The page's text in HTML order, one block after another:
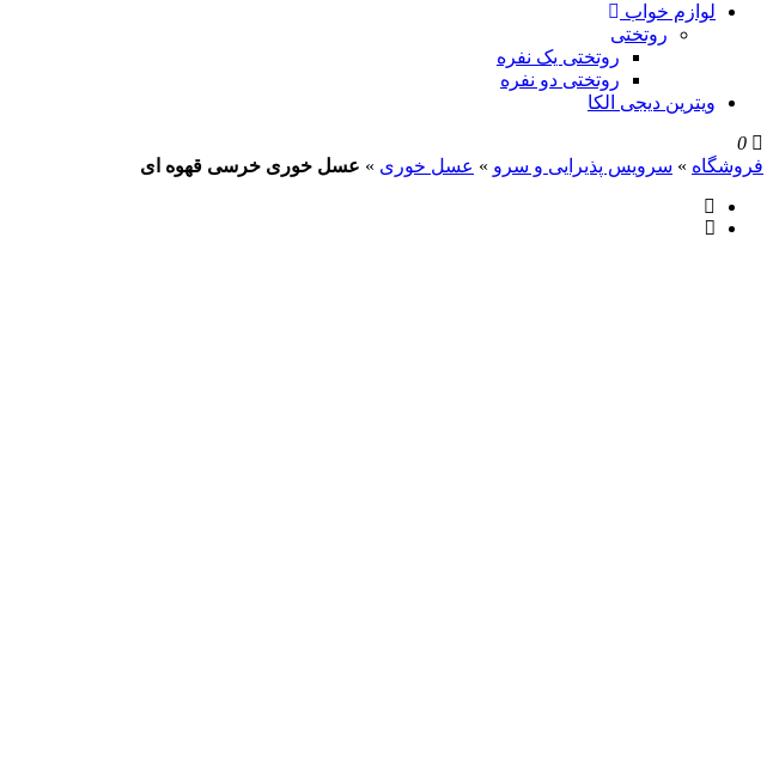
لوازم خواب
روتختی
روتختی یک نفره
روتختی دو نفره
ویترین دیجی الکا
0
فروشگاه » سرویس پذیرایی و سرو » عسل خوری » عسل خوری خرسی قهوه ای